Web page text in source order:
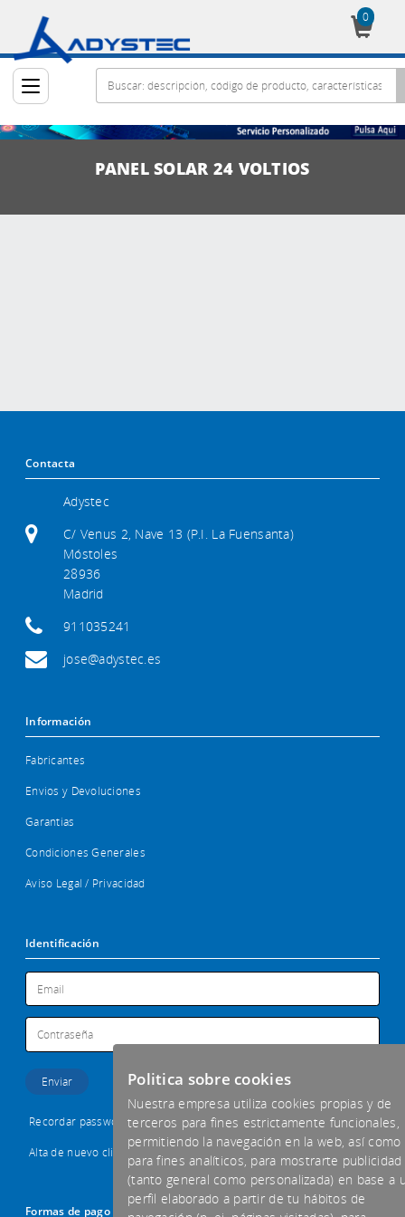
0
PANEL SOLAR 24 VOLTIOS
Contacta
Adystec
C/ Venus 2, Nave 13 (P.I. La Fuensanta)
Móstoles
28936
Madrid
911035241
jose@adystec.es
Información
Fabricantes
Envios y Devoluciones
Garantias
Condiciones Generales
Aviso Legal / Privacidad
Identificación
Recordar password
Alta de nuevo cliente
Formas de pago aceptadas
Politica sobre cookies
Nuestra empresa utiliza cookies propias y de
terceros para fines estrictamente funcionales,
permitiendo la navegación en la web, así como
para fines analíticos, para mostrarte publicidad
(tanto general como personalizada) en base a
perfil elaborado a partir de tu hábitos de